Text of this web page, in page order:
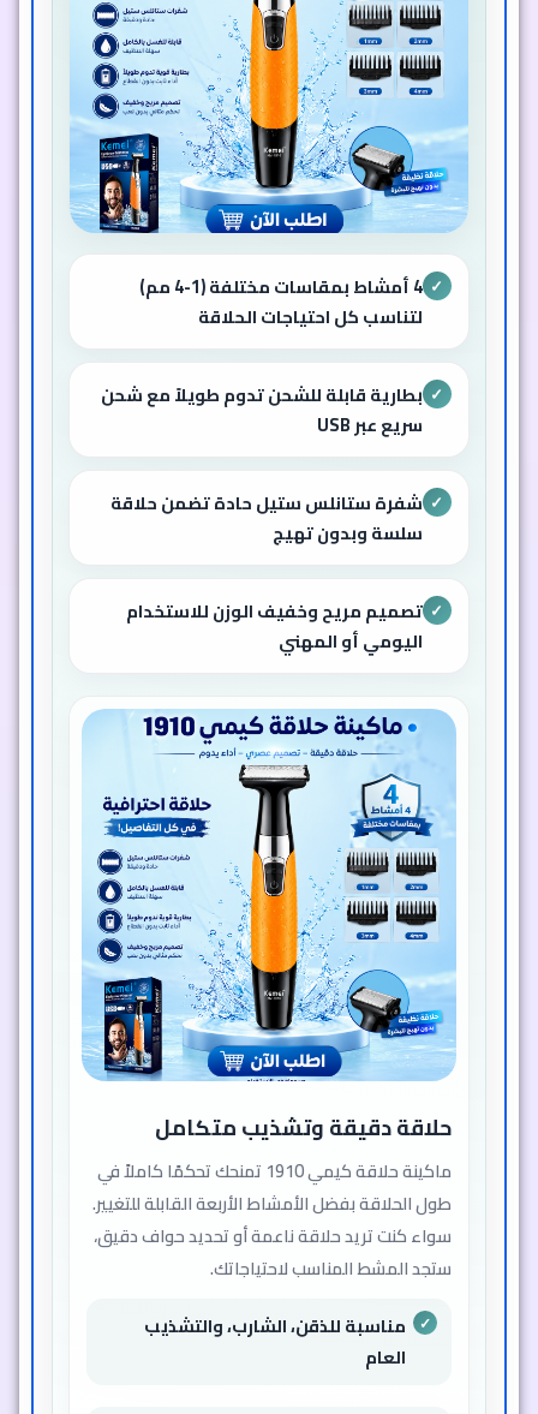
✓
4 أمشاط بمقاسات مختلفة (1-4 مم)
لتناسب كل احتياجات الحلاقة
✓ بطارية قابلة للشحن تدوم طويلاً مع شحن
سريع عبر USB
✓ شفرة ستانلس ستيل حادة تضمن حلاقة
سلسة وبدون تهيج
✓ تصميم مريح وخفيف الوزن للاستخدام
اليومي أو المهني
حلاقة دقيقة وتشذيب متكامل
ماكينة حلاقة كيمي 1910 تمنحك تحكمًا كاملاً في
طول الحلاقة بفضل الأمشاط الأربعة القابلة للتغيير.
سواء كنت تريد حلاقة ناعمة أو تحديد حواف دقيق،
ستجد المشط المناسب لاحتياجاتك.
مناسبة للذقن، الشارب، والتشذيب
العام